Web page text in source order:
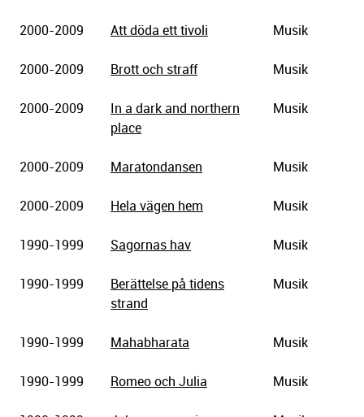
2000-2009 Att döda ett tivoli Musik
2000-2009 Brott och straff Musik
2000-2009
In a dark and northern
place
Musik
2000-2009 Maratondansen Musik
2000-2009 Hela vägen hem Musik
1990-1999 Sagornas hav Musik
1990-1999
Berättelse på tidens
strand
Musik
1990-1999 Mahabharata Musik
1990-1999 Romeo och Julia Musik